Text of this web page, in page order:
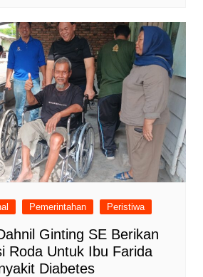
Pemerintahan Peristiwa
Ginting SE Berikan
Roda Untuk Ibu Farida
Diabetes